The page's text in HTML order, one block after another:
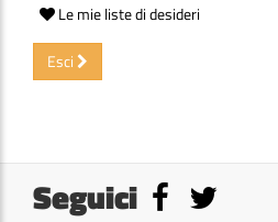
Le mie liste di desideri
Esci
Seguici